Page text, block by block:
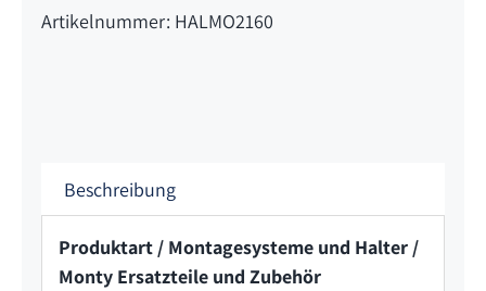
Artikelnummer: HALMO2160
Beschreibung
Produktart / Montagesysteme und Halter /
Monty Ersatzteile und Zubehör